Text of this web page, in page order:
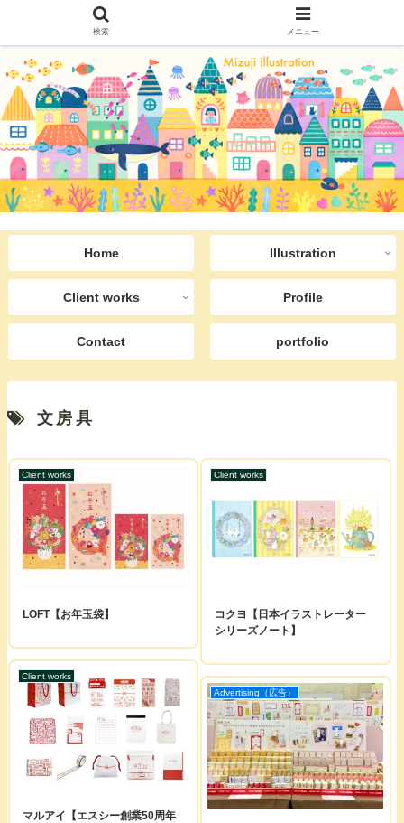
Home Illustration
Client works Profile
Contact portfolio
文房具
Client works
LOFT【お年玉袋】
Client works
コクヨ【日本イラストレーター
シリーズノート】
Client works
マルアイ【エスシー創業50周年
Advertising（広告）
検索 メニュー